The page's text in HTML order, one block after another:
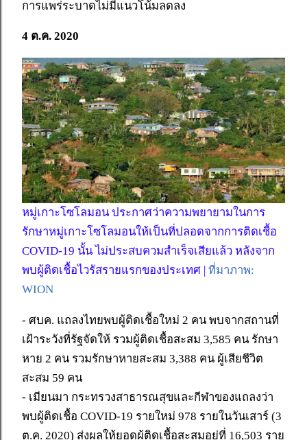
การแพร่ระบาดไม่มีแนวโน้มลดลง
4 ต.ค. 2020
หมู่เกาะโซโลมอน ประกาศว่าความพยายามในการ
รักษาหมู่เกาะโซโลมอนให้เป็นที่ปลอดจากการติดเชื้อ
COVID-19 นั้น ไม่ประสบควมสำเร็จเสียแล้ว หลังจาก
พบผู้ติดเชื้อไวรัสรายแรกของประเทศ | ที่มาภาพ:
WION
- ศบค. แถลงไทยพบผู้ติดเชื้อใหม่ 2 คน พบจากสถานที่
เฝ้าระวังที่รัฐจัดให้ รวมผู้ติดเชื้อสะสม 3,585 คน รักษา
หาย 2 คน รวมรักษาหายสะสม 3,388 คน ผู้เสียชีวิต
สะสม 59 คน
- เมียนมา กระทรวงสาธารณสุขและกีฬาของแถลงว่า
พบผู้ติดเชื้อ COVID-19 รายใหม่ 978 รายในวันเสาร์ (3
ต.ค. 2020) ส่งผลให้ยอดผู้ติดเชื้อสะสมอยู่ที่ 16,503 ราย